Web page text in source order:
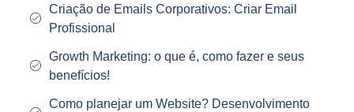
Criação de Emails Corporativos: Criar Email
Profissional
Growth Marketing: o que é, como fazer e seus
benefícios!
Como planejar um Website? Desenvolvimento